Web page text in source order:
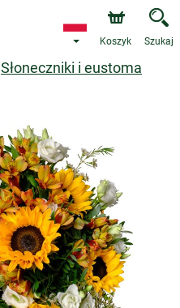
Koszyk Szukaj
Słoneczniki i eustoma